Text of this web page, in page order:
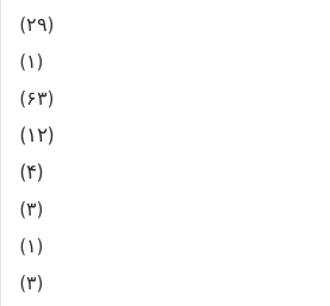
(۲۹)
(۱)
(۶۳)
(۱۲)
(۴)
(۳)
(۱)
(۳)